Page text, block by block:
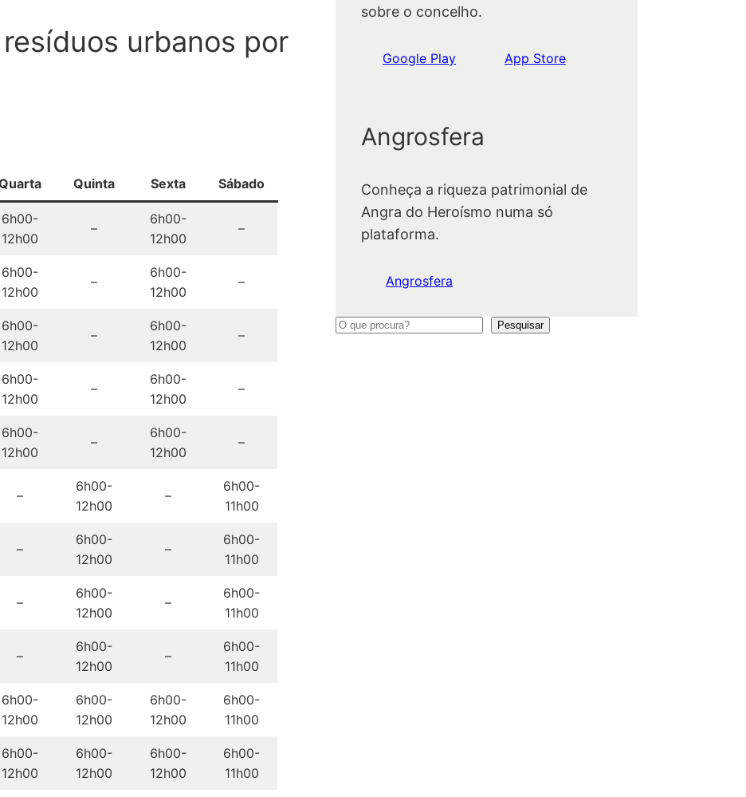
urbanos por
Quinta Sexta Sábado
6h00-
12h00
–
6h00-
12h00
–
6h00-
12h00
–
6h00-
12h00
–
6h00-
12h00
–
6h00-
12h00
–
6h00-
12h00
–
6h00-
12h00
–
6h00-
12h00
–
6h00-
12h00
–
–
6h00-
12h00
–
6h00-
11h00
–
6h00-
12h00
–
6h00-
11h00
–
6h00-
12h00
–
6h00-
11h00
–
6h00-
12h00
–
6h00-
11h00
6h00-
12h00
6h00-
12h00
6h00-
12h00
6h00-
11h00
6h00-
12h00
6h00-
12h00
6h00-
12h00
6h00-
11h00
sobre o concelho.
Google Play App Store
Angrosfera
Conheça a riqueza patrimonial de
Angra do Heroísmo numa só
plataforma.
Angrosfera
P
Pesquisar